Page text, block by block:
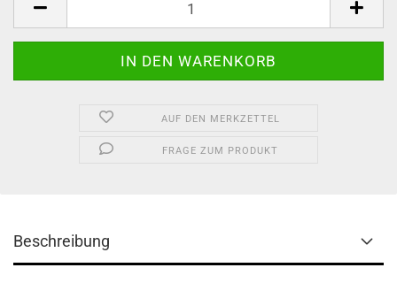
AUF DEN MERKZETTEL
FRAGE ZUM PRODUKT
Beschreibung